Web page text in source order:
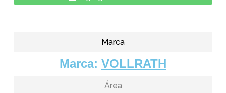
Marca
Marca: VOLLRATH
Área